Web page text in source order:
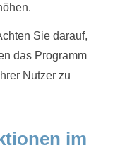
Sie darauf,
das Programm
Nutzer zu
im